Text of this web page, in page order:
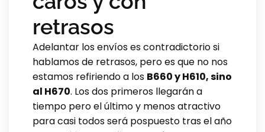
retrasos
Adelantar los envíos es contradictorio si
hablamos de retrasos, pero es que no nos
estamos refiriendo a los B660 y H610, sino
al H670. Los dos primeros llegarán a
tiempo pero el último y menos atractivo
para casi todos será pospuesto tras el año